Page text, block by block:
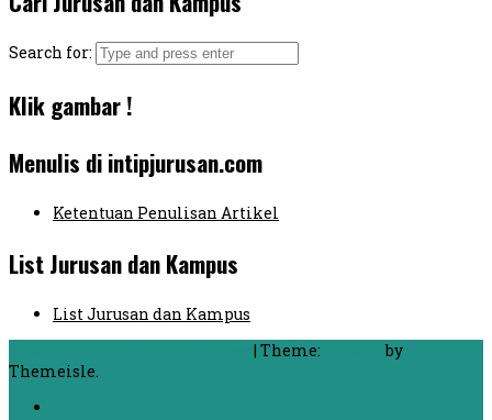
Search for:
Klik gambar !
Menulis di intipjurusan.com
Ketentuan Penulisan Artikel
List Jurusan dan Kampus
List Jurusan dan Kampus
| Theme:
by
Themeisle.